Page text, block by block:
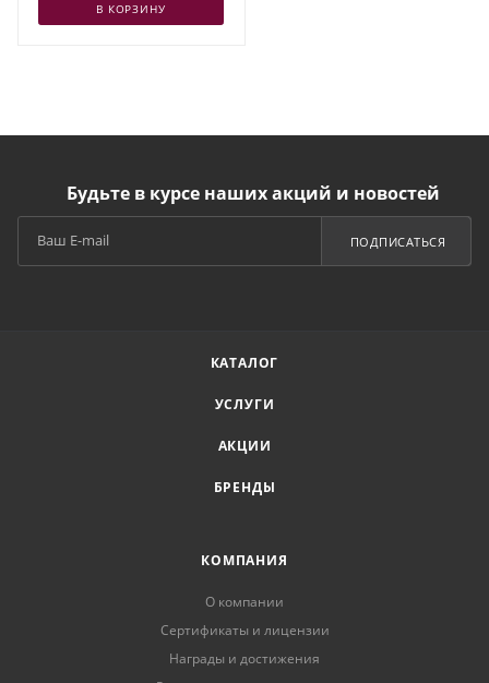
В КОРЗИНУ
Будьте в курсе наших акций и новостей
ПОДПИСАТЬСЯ
КАТАЛОГ
УСЛУГИ
АКЦИИ
БРЕНДЫ
КОМПАНИЯ
О компании
Сертификаты и лицензии
Награды и достижения